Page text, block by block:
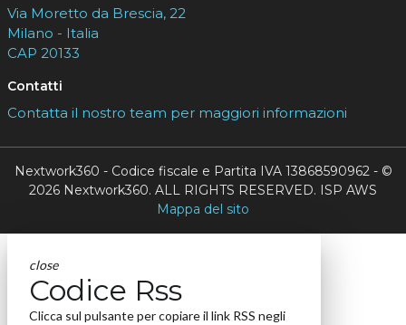
Via Moretto da Brescia, 22
Milano - Italia
CAP 20133
Contatti
Contatta il nostro team per maggiori informazioni
Nextwork360 - Codice fiscale e Partita IVA 13868590962 - ©
2026 Nextwork360. ALL RIGHTS RESERVED. ISP AWS
Mappa del sito
close
Codice Rss
Clicca sul pulsante per copiare il link RSS negli